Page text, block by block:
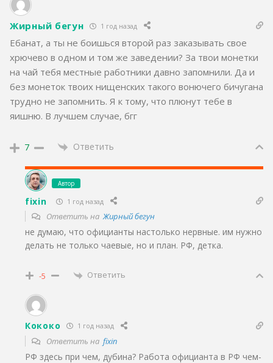
Жирный бегун 1 год назад
Ебанат, а ты не боишься второй раз заказывать свое
хрючево в одном и том же заведении? За твои монетки
на чай тебя местные работники давно запомнили. Да и
без монеток твоих нищенских такого вонючего бичугана
трудно не запомнить. Я к тому, что плюнут тебе в
яишню. В лучшем случае, бгг
7 Ответить
Автор
fixin 1 год назад
Ответить наЖирный бегун
не думаю, что официанты настолько нервные. им нужно
делать не только чаевые, но и план. РФ, детка.
-5 Ответить
Кококо 1 год назад
Ответить на fixin
РФ здесь при чем, дубина? Работа официанта в РФ чем-